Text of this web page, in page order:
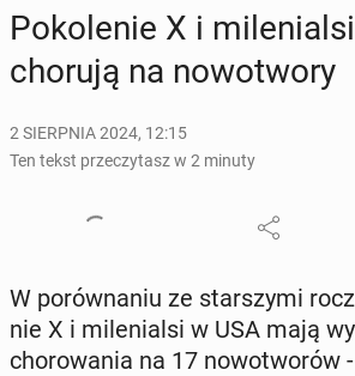
Po­ko­le­nie X i
chorują na no­wo­two­ry
2 SIERPNIA 2024, 12:15
Ten tekst przeczytasz w 2 minuty
W po­rów­na­niu ze star­szy­mi
nie X i mi­le­nial­si w USA mają
cho­ro­wa­nia na 17 no­wo­two­rów